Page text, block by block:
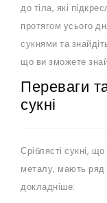
до тіла, які
протягом усього
сукнями та
що ви зможете
Переваги
сукні
Сріблясті сукні,
металу, мають ряд
докладніше: